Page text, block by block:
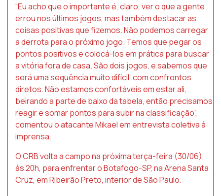
“Eu acho que o importante é, claro, ver o que a gente
errou nos últimos jogos, mas também destacar as
coisas positivas que fizemos. Não podemos carregar
a derrota para o próximo jogo. Temos que pegar os
pontos positivos e colocá-los em prática para buscar
a vitória fora de casa. São dois jogos, e sabemos que
será uma sequência muito difícil, com confrontos
diretos. Não estamos confortáveis em estar ali,
beirando a parte de baixo da tabela, então precisamos
reagir e somar pontos para subir na classificação”,
comentou o atacante Mikael em entrevista coletiva à
imprensa.
O CRB volta a campo na próxima terça-feira (30/06),
às 20h, para enfrentar o Botafogo-SP, na Arena Santa
Cruz, em Ribeirão Preto, interior de São Paulo.